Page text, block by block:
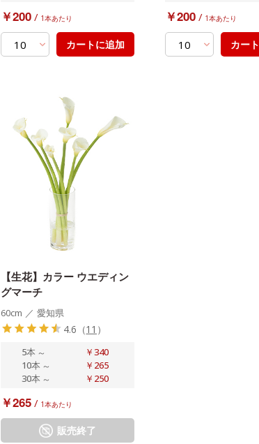
￥200 / 1本あたり
カートに追加
￥200 / 1本あたり
カー
【生花】カラー ウエディン
グマーチ
60cm ／ 愛知県
4.6 （11 ）
5本 ～
￥340
10本 ～
￥265
30本 ～ ￥250
￥265 / 1本あたり
販売終了